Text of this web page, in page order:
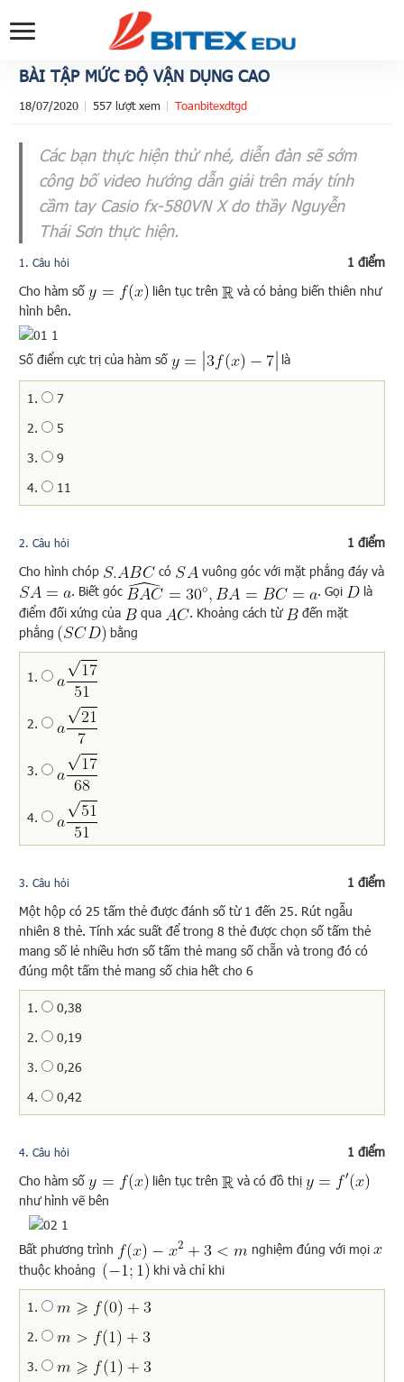
BÀI TẬP MỨC ĐỘ VẬN DỤNG CAO
18/07/2020 557 lượt xem Toanbitexdtgd
Các bạn thực hiện thử nhé, diễn đàn sẽ sớm
công bố video hướng dẫn giải trên máy tính
cầm tay Casio fx-580VN X do thầy Nguyễn
Thái Sơn thực hiện.
1 . Câu hỏi
1 điểm
Cho hàm số
liên tục trên
và có bảng biến thiên như
hình bên.
Số điểm cực trị của hàm số là
1.
7
2.
5
3.
9
4.
11
2 . Câu hỏi
1 điểm
Cho hình chóp
có
vuông góc với mặt phẳng đáy và
. Biết góc
. Gọi
là
điểm đối xứng của
qua . Khoảng cách từ
đến mặt
phẳng
bằng
1.
2.
3.
4.
3. Câu hỏi
1 điểm
Một hộp có 25 tấm thẻ được đánh số từ 1 đến 25. Rút ngẫu
nhiên 8 thẻ. Tính xác suất để trong 8 thẻ được chọn số tấm thẻ
mang số lẻ nhiều hơn số tấm thẻ mang số chẵn và trong đó có
đúng một tấm thẻ mang số chia hết cho 6
1.
0,38
2.
0,19
3.
0,26
4.
0,42
4. Câu hỏi
1 điểm
Cho hàm số
liên tục trên
và có đồ thị
như hình vẽ bên
Bất phương trình
nghiệm đúng với mọi
thuộc khoảng
khi và chỉ khi
1.
2.
3.